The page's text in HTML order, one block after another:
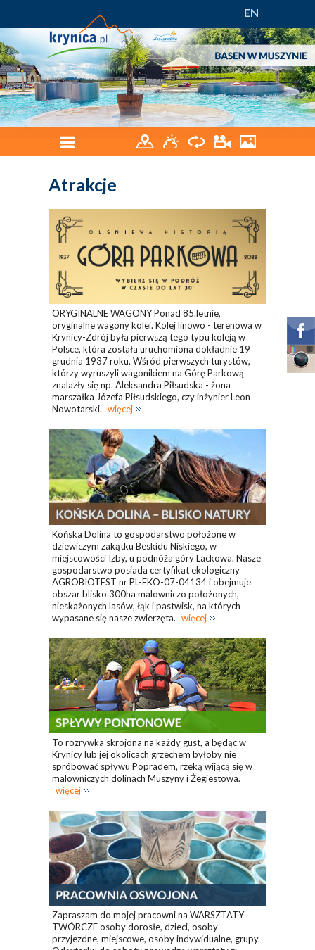
EN
Atrakcje
ORYGINALNE WAGONY Ponad 85.letnie,
oryginalne wagony kolei. Kolej linowo - terenowa w
Krynicy-Zdrój była pierwszą tego typu koleją w
Polsce, która została uruchomiona dokładnie 19
grudnia 1937 roku. Wśród pierwszych turystów,
którzy wyruszyli wagonikiem na Górę Parkową
znalazły się np. Aleksandra Piłsudska - żona
marszałka Józefa Piłsudskiego, czy inżynier Leon
Nowotarski. więcej
Końska Dolina to gospodarstwo położone w
dziewiczym zakątku Beskidu Niskiego, w
miejscowości Izby, u podnóża góry Lackowa. Nasze
gospodarstwo posiada certyfikat ekologiczny
AGROBIOTEST nr PL-EKO-07-04134 i obejmuje
obszar blisko 300ha malowniczo położonych,
nieskażonych lasów, łąk i pastwisk, na których
wypasane się nasze zwierzęta. więcej
To rozrywka skrojona na każdy gust, a będąc w
Krynicy lub jej okolicach grzechem byłoby nie
spróbować spływu Popradem, rzeką wijącą się w
malowniczych dolinach Muszyny i Żegiestowa.
więcej
Zapraszam do mojej pracowni na WARSZTATY
TWÓRCZE osoby dorosłe, dzieci, osoby
przyjezdne, miejscowe, osoby indywidualne, grupy.